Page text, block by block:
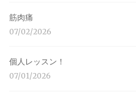
筋肉痛
07/02/2026
個人レッスン！
07/01/2026